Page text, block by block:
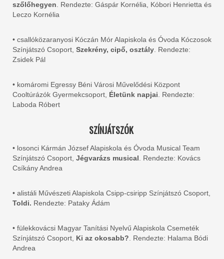
szőlőhegyen . Rendezte: Gáspár Kornélia, Kóbori Henrietta és
Leczo Kornélia
• csallóközaranyosi Kóczán Mór Alapiskola és Óvoda Kóczosok
Színjátszó Csoport, Szekrény, cipő, osztály . Rendezte:
Zsidek Pál
• komáromi Egressy Béni Városi Művelődési Központ
Cooltúrázók Gyermekcsoport, Életünk napjai . Rendezte:
Laboda Róbert
SZÍNJÁTSZÓK
• losonci Kármán József Alapiskola és Óvoda Musical Team
Színjátszó Csoport, Jégvarázs musical . Rendezte: Kovács
Csíkány Andrea
• alistáli Művészeti Alapiskola Csipp-csiripp Színjátszó Csoport,
Toldi. Rendezte: Pataky Ádám
• fülekkovácsi Magyar Tanítási Nyelvű Alapiskola Csemeték
Színjátszó Csoport, Ki az okosabb? . Rendezte: Halama Bódi
Andrea